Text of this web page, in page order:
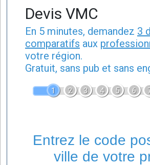
Devis VMC
En 5 minutes, demandez 3
comparatifs aux
votre région.
Gratuit, sans pub et sans
1 2 3 4 5 6
Entrez le code
ville de votre